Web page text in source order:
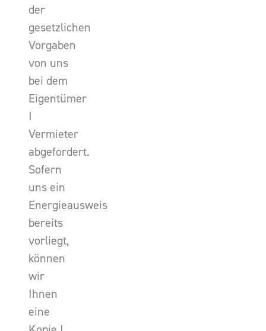
der
gesetzlichen
Vorgaben
von uns
bei dem
Eigentümer
I
Vermieter
abgefordert.
Sofern
uns ein
Energieausweis
bereits
vorliegt,
können
wir
Ihnen
eine